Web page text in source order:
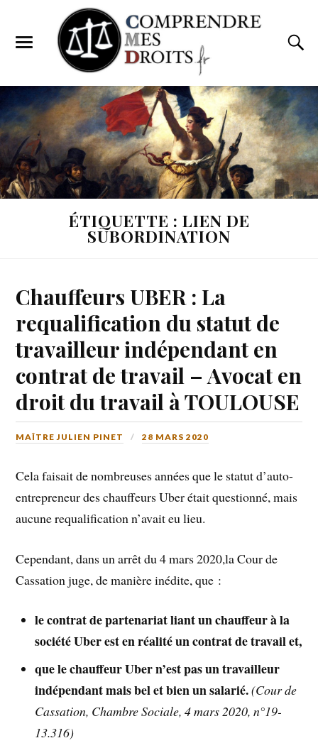
ÉTIQUETTE : LIEN DE
SUBORDINATION
Chauffeurs UBER : La
requalification du statut de
travailleur indépendant en
contrat de travail – Avocat en
droit du travail à TOULOUSE
MAÎTRE JULIEN PINET 28 MARS 2020
Cela faisait de nombreuses années que le statut d’auto-
entrepreneur des chauffeurs Uber était questionné, mais
aucune requalification n’avait eu lieu.
Cependant, dans un arrêt du 4 mars 2020,la Cour de
Cassation juge, de manière inédite, que :
le contrat de partenariat liant un chauffeur à la
société Uber est en réalité un contrat de travail et,
que le chauffeur Uber n’est pas un travailleur
indépendant mais bel et bien un salarié.(Cour de
Cassation, Chambre Sociale, 4 mars 2020, n°19-
13.316)